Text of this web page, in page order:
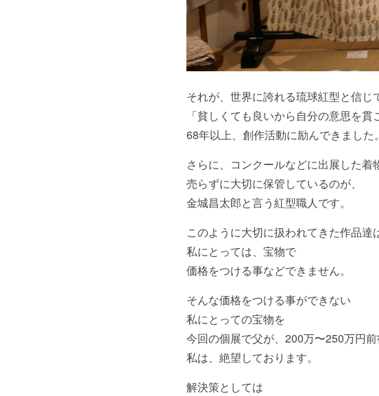
それが、世界に誇れる琉球紅型と信じ
「貧しくても良いから自分の意思を貫
68年以上、創作活動に励んできました。
さらに、コンクールなどに出展した着
売らずに大切に保管しているのが、
金城昌太郎と言う紅型職人です。
このように大切に扱われてきた作品達
私にとっては、宝物で
価格をつける事などできません。
そんな価格をつける事ができない
私にとっての宝物を
今回の個展で父が、200万〜250万円
私は、絶望しております。
解決策としては